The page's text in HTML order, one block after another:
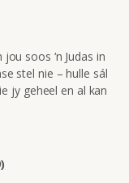
soos ‘n Judas in
stel nie – hulle sál
jy geheel en al kan